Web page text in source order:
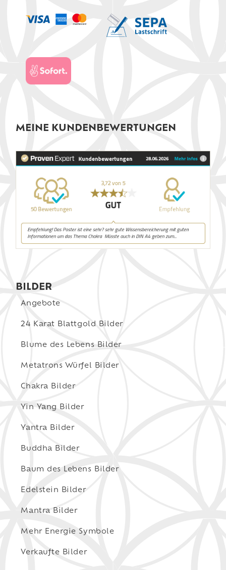
MEINE KUNDENBEWERTUNGEN
BILDER
Angebote
24 Karat Blattgold Bilder
Blume des Lebens Bilder
Metatrons Würfel Bilder
Chakra Bilder
Yin Yang Bilder
Yantra Bilder
Buddha Bilder
Baum des Lebens Bilder
Edelstein Bilder
Mantra Bilder
Mehr Energie Symbole
Verkaufte Bilder